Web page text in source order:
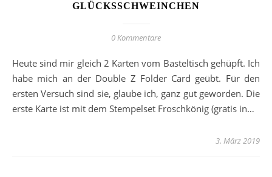
GLÜCKSSCHWEINCHEN
0 Kommentare
Heute sind mir gleich 2 Karten vom Basteltisch gehüpft. Ich
habe mich an der Double Z Folder Card geübt. Für den
ersten Versuch sind sie, glaube ich, ganz gut geworden. Die
erste Karte ist mit dem Stempelset Froschkönig (gratis in…
3. März 2019